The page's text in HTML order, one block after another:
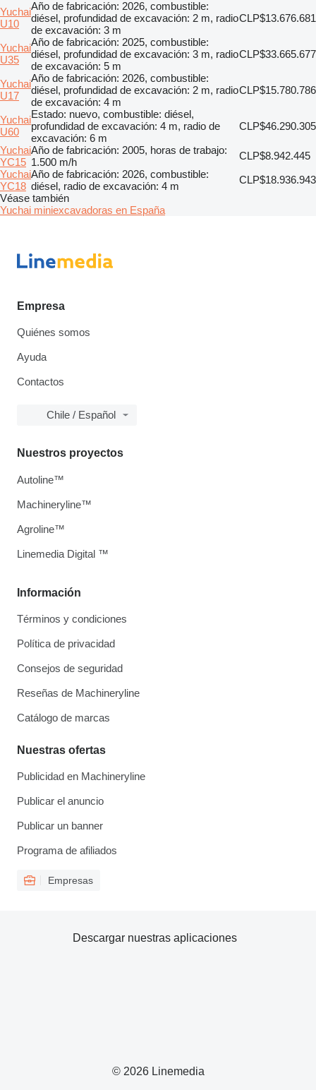
Yuchai
U10
Año de fabricación: 2026, combustible:
diésel, profundidad de excavación: 2 m, radio
de excavación: 3 m
CLP$13.676.681
Yuchai
U35
Año de fabricación: 2025, combustible:
diésel, profundidad de excavación: 3 m, radio
de excavación: 5 m
CLP$33.665.677
Yuchai
U17
Año de fabricación: 2026, combustible:
diésel, profundidad de excavación: 2 m, radio
de excavación: 4 m
CLP$15.780.786
Yuchai
U60
Estado: nuevo, combustible: diésel,
profundidad de excavación: 4 m, radio de
excavación: 6 m
CLP$46.290.305
Yuchai
YC15
Año de fabricación: 2005, horas de trabajo:
1.500 m/h
CLP$8.942.445
Yuchai
YC18
Año de fabricación: 2026, combustible:
diésel, radio de excavación: 4 m
CLP$18.936.943
Véase también
Yuchai miniexcavadoras en España
Empresa
Quiénes somos
Ayuda
Contactos
Chile / Español
Información
Términos y condiciones
Política de privacidad
Consejos de seguridad
Reseñas de Machineryline
Catálogo de marcas
Nuestras ofertas
Publicidad en Machineryline
Publicar el anuncio
Publicar un banner
Programa de afiliados
Empresas
Nuestros proyectos
Autoline™
Machineryline™
Agroline™
Linemedia Digital ™
© 2026 Linemedia
Descargar nuestras aplicaciones